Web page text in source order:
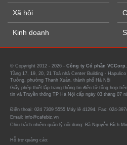
Xã hội
Kinh doanh
© Copyright 2012 - 2026 - Công ty Cổ phần VCCorp.
Tầng 17, 19, 20, 21 Toà nhà Center Building -
Tưởng, phường Thanh Xuân, thành phố Hà Nội
Giấy phép thiết lập trang thông tin điện tử tổng hợp
tin và Truyền thông TP Hà Nội cấp ngày 03 tháng 07
Điện thoại: 024 7309 5555 Máy lẻ 41294. Fax: 024-
Email: info@cafebiz.vn
Chịu trách nhiệm quản lý nội dung: Bà Nguyễn Bích
Hỗ trợ quảng cáo: